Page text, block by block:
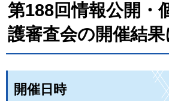
第188回情報公開・
護審査会の開催結
開催日時